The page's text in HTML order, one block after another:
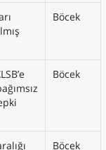
Böcek
Böcek
Böcek